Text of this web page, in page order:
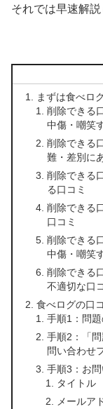
それでは早速解説
まずは食べロ
削除できる
中傷・嘲笑
削除できる
難・差別に
削除できる
る口コミ
削除できる
口コミ
削除できる
中傷・嘲笑
削除できる
不適切な口
食べログの口
手順1：問
手順2：「
問い合わせ
手順3：お
タイトル
メールア